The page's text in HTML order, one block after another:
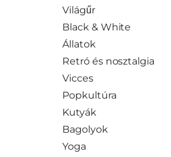
Világűr
Black & White
Állatok
Retró és nosztalgia
Vicces
Popkultúra
Kutyák
Bagolyok
Yoga